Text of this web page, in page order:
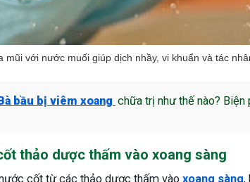
mũi với nước muối giúp dịch nhầy, vi khuẩn và tác
bầu bị viêm xoang chữa trị như thế nào? Biện
thảo dược thấm vào xoang sàng
cốt từ các thảo dược thấm vào xoang sàng,